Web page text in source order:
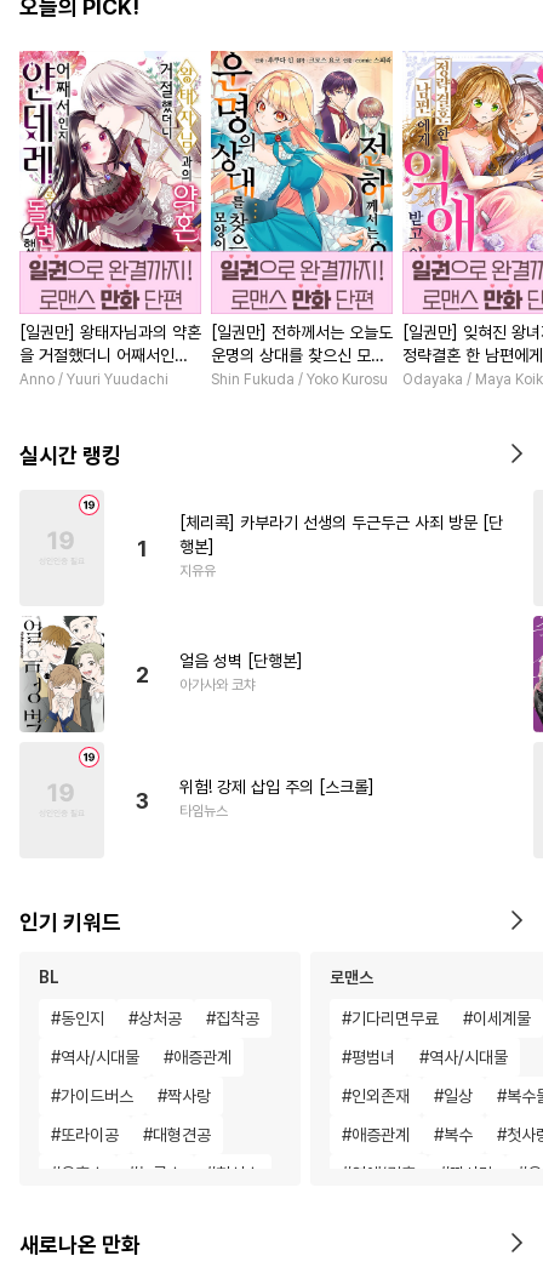
오늘의 PICK!
[일권만] 왕태자님과의 약혼
을 거절했더니 어째서인지
얀데레로 돌변했습니다 [단
Anno / Yuuri Yuudachi
[일권만] 전하께서는 오늘도
운명의 상대를 찾으신 모양
이네요 (웃음) [단행본]
Shin Fukuda / Yoko Kurosu
[일권만] 잊혀진 왕
정략결혼 한 남편에
받고 있습니다 [단행
Odayaka / Maya
실시간 랭킹
1
[체리콕] 카부라기 선생의 두근두근 사죄 방문 [단
행본]
지유유
2
얼음 성벽 [단행본]
아가사와 코챠
3
위험! 강제 삽입 주의 [스크롤]
타임뉴스
인기 키워드
BL
#동인지 #상처공 #집착공
#역사/시대물 #애증관계
#가이드버스 #짝사랑
#또라이공 #대형견공
#유혹수 #능글수 #헌신수
#쓰레기수
로맨스
#기다리면무료 #이세계물
#평범녀 #역사/시대물
#인외존재 #일상 #복수
#애증관계 #복수 #첫사
#연애/결혼 #짝사랑 #
#
새로나온 만화